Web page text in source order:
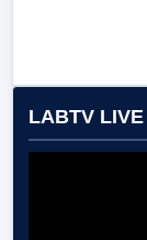
LABTV LIVE